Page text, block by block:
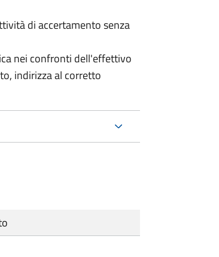
di accertamento senza
nei confronti dell'effettivo
indirizza al corretto